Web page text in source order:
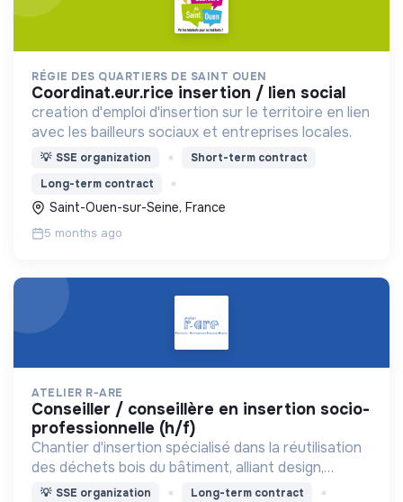
RÉGIE DES QUARTIERS DE SAINT OUEN
coordinat.eur.rice insertion / lien social
creation d'emploi d'insertion sur le territoire en lien
avec les bailleurs sociaux et entreprises locales.
💡 SSE organization
Short-term contract
Long-term contract
Saint-Ouen-sur-Seine, France
5 months ago
ATELIER R-ARE
conseiller / conseillère en insertion socio-
professionnelle (h/f)
Chantier d'insertion spécialisé dans la réutilisation
des déchets bois du bâtiment, alliant design,
impact environnemental et impact social.
💡 SSE organization Long-term contract